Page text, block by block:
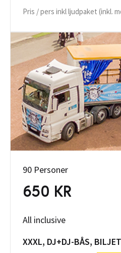
Pris / pers inkl ljudpaket (inkl.
90 Personer
650 KR
All inclusive
XXXL, DJ+DJ-BÅS,